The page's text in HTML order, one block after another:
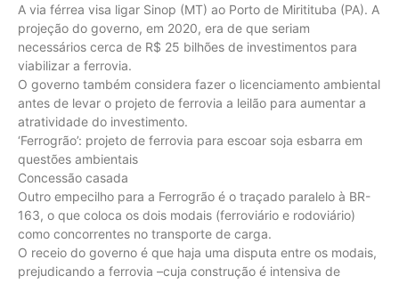
A via férrea visa ligar Sinop (MT) ao Porto de Miritituba (PA). A
projeção do governo, em 2020, era de que seriam
necessários cerca de R$ 25 bilhões de investimentos para
viabilizar a ferrovia.
O governo também considera fazer o licenciamento ambiental
antes de levar o projeto de ferrovia a leilão para aumentar a
atratividade do investimento.
‘Ferrogrão’: projeto de ferrovia para escoar soja esbarra em
questões ambientais
Concessão casada
Outro empecilho para a Ferrogrão é o traçado paralelo à BR-
163, o que coloca os dois modais (ferroviário e rodoviário)
como concorrentes no transporte de carga.
O receio do governo é que haja uma disputa entre os modais,
prejudicando a ferrovia –cuja construção é intensiva de